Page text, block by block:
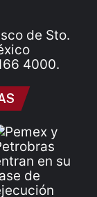
de Sto.
4000.